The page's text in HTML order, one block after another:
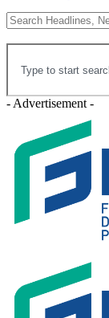
- Advertisement -